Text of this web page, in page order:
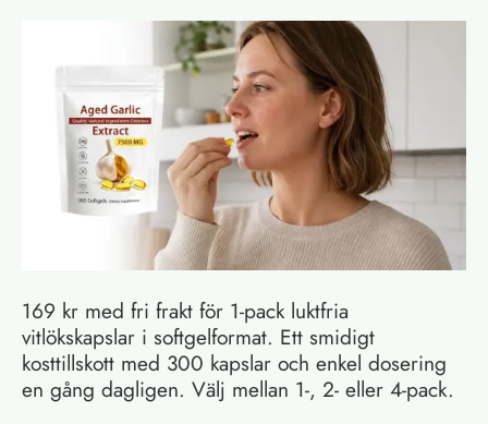
169 kr med fri frakt för 1-pack luktfria
vitlökskapslar i softgelformat. Ett smidigt
kosttillskott med 300 kapslar och enkel dosering
en gång dagligen. Välj mellan 1-, 2- eller 4-pack.